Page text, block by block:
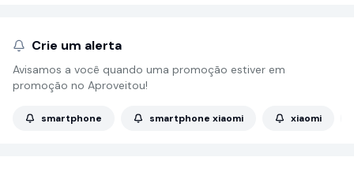
Crie um alerta
Avisamos a você quando uma promoção estiver em
promoção no Aproveitou!
smartphone smartphone xiaomi xiaomi